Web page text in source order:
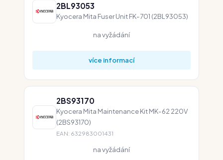
2BL93053
Kyocera Mita Fuser Unit FK-701 (2BL93053)
na vyžádání
více informací
2BS93170
Kyocera Mita Maintenance Kit MK-62 220V
(2BS93170)
EAN: 632983001431
na vyžádání